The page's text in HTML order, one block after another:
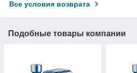
Все условия возврата
Подобные товары компании